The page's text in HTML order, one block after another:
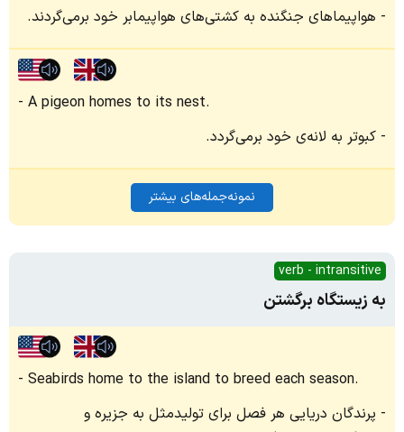
هواپیماهای جنگنده به کشتی‌های هواپیمابر خود برمی‌گردند.
A pigeon homes to its nest.
کبوتر به لانه‌ی خود برمی‌گردد.
نمونه‌جمله‌های بیشتر
verb - intransitive
به زیستگاه برگشتن
Seabirds home to the island to breed each season.
پرندگان دریایی هر فصل برای تولیدمثل به جزیره و